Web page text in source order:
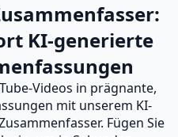
KI-generierte
Videos in prägnante,
mit unserem KI-
Fügen Sie